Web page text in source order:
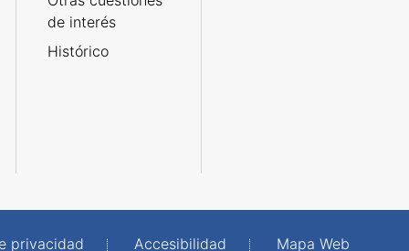
de interés
Histórico
privacidad Accesibilidad Mapa Web